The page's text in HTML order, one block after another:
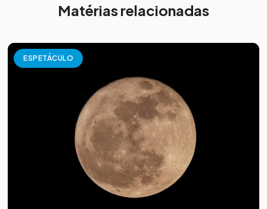
Matérias relacionadas
ESPETÁCULO